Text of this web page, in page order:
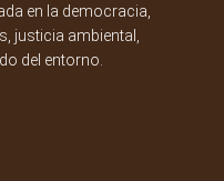
en la democracia,
justicia ambiental,
del entorno.